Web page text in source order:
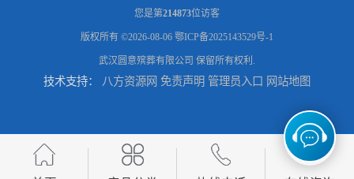
您是第214873位访客
版权所有 ©2026-08-06 鄂ICP备2025143529号-1
武汉圆意殡葬有限公司 保留所有权利.
技术支持： 八方资源网 免责声明 管理员入口 网站地图